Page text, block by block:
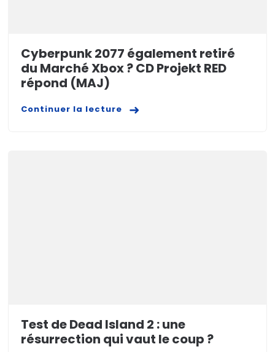
Cyberpunk 2077 également retiré
du Marché Xbox ? CD Projekt RED
répond (MAJ)
Continuer la lecture
Test de Dead Island 2 : une
résurrection qui vaut le coup ?